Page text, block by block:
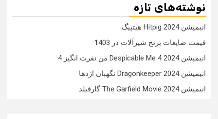
نوشته‌های تازه
انیمیشن Hitpig 2024 هیتپیگ
قیمت ضایعات برنج شیرآلات در 1403
انیمیشن Despicable Me 4 2024 من نفرت انگیز 4
انیمیشن Dragonkeeper 2024 نگهبان اژدها
انیمیشن The Garfield Movie 2024 گارفیلد